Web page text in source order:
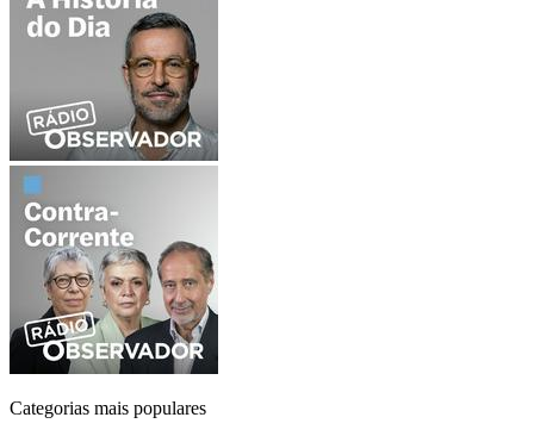
Categorias mais populares